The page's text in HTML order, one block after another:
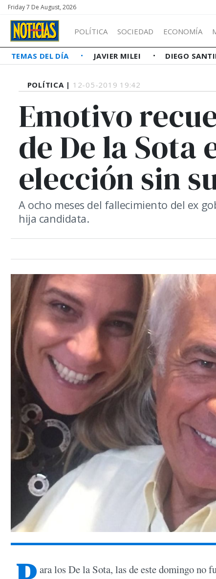
Friday 7 De August, 2026
POLÍTICA SOCIEDAD ECONOMÍA
TEMAS DEL DÍA JAVIER MILEI DIEGO
POLÍTICA | 12-05-2019 19:42
Emotivo
de De la
elección sin
A ocho meses del fallecimiento del ex
hija candidata.
ara los De la Sota, las de este domingo no